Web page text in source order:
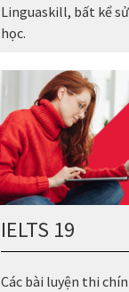
Linguaskill, bất kể
học.
IELTS 19
Các bài luyện thi